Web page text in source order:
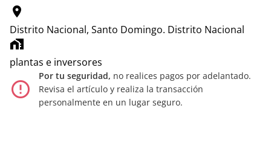
location_on
Distrito Nacional, Santo Domingo. Distrito Nacional
home_work
plantas e inversores
error_outline
Por tu seguridad, no realices pagos por adelantado.
Revisa el artículo y realiza la transacción
personalmente en un lugar seguro.